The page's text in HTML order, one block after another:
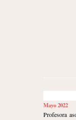
Mayo 2022
Profesora